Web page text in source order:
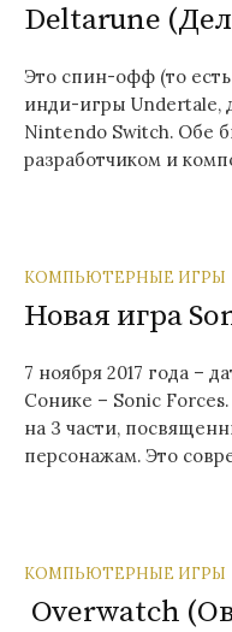
Deltarune
Это спин-офф (то
инди-игры Undertale,
Nintendo Switch. Обе
разработчиком и
КОМПЬЮТЕРНЫЕ ИГРЫ
Новая игра
7 ноября 2017 года –
Сонике – Sonic
на 3 части,
персонажам. Это
КОМПЬЮТЕРНЫЕ ИГРЫ
Overwatch